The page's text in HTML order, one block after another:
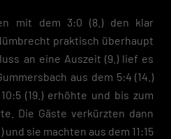
mit dem 3:0 (8.) den klar
praktisch überhaupt
an eine Auszeit (9.) lief es
aus dem 5:4 (14.)
(19.) erhöhte und bis zum
Die Gäste verkürzten dann
und sie machten aus dem 11:15